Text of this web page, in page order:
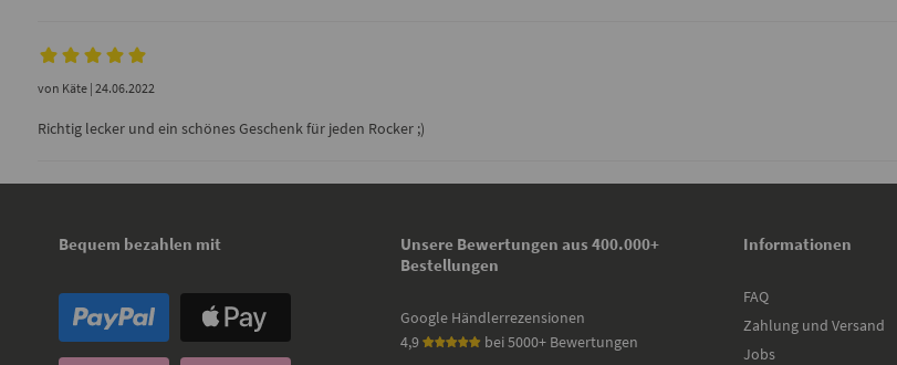
von Käte| 24.06.2022
Richtig lecker und ein schönes Geschenk für jeden Rocker ;)
Bequem bezahlen mit
Unsere Bewertungen aus 400.000+
Bestellungen
Google Händlerrezensionen
4,9
bei 5000+ Bewertungen
Informationen
FAQ
Zahlung und Versand
Jobs